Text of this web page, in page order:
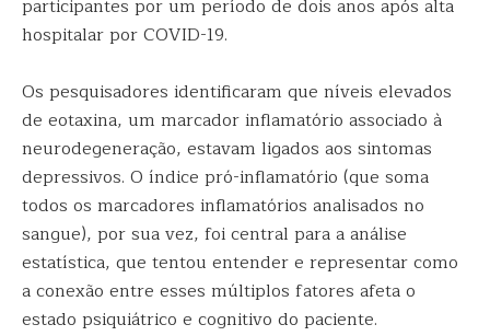
participantes por um período de dois anos após alta
hospitalar por COVID-19.
Os pesquisadores identificaram que níveis elevados
de eotaxina, um marcador inflamatório associado à
neurodegeneração, estavam ligados aos sintomas
depressivos. O índice pró-inflamatório (que soma
todos os marcadores inflamatórios analisados no
sangue), por sua vez, foi central para a análise
estatística, que tentou entender e representar como
a conexão entre esses múltiplos fatores afeta o
estado psiquiátrico e cognitivo do paciente.